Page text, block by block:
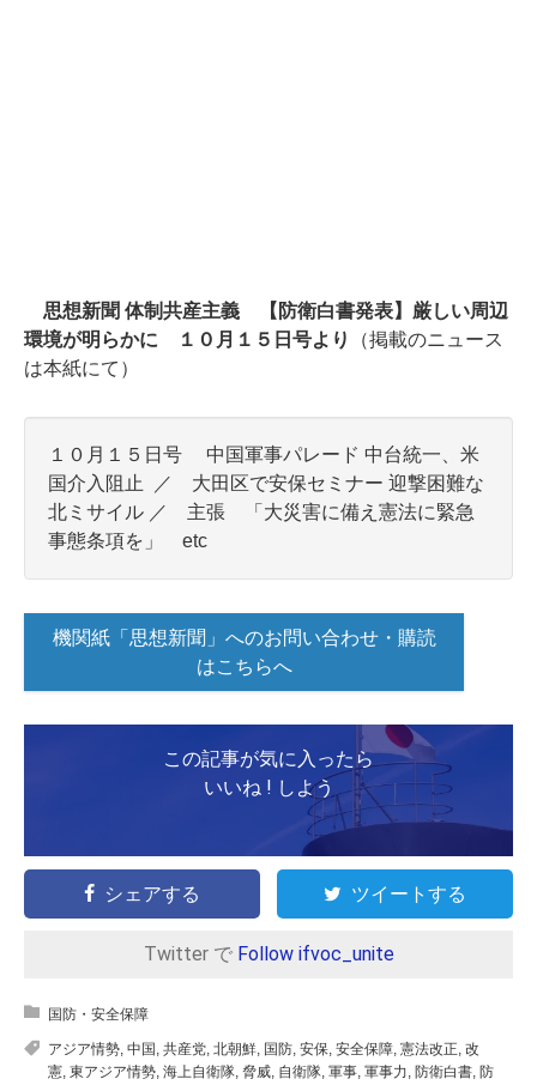
思想新聞 体制共産主義 【防衛白書発表】厳しい周辺
環境が明らかに １０月１５日号より
（掲載のニュース
は本紙にて）
１０月１５日号 中国軍事パレード 中台統一、米
国介入阻止 ／ 大田区で安保セミナー 迎撃困難な
北ミサイル ／ 主張
「大災害に備え憲法に緊急
事態条項を」 etc
機関紙「思想新聞」へのお問い合わせ・購読
はこちらへ
この記事が気に入ったら
いいね ! しよう
シェアする ツイートする
Twitter で Follow ifvoc_unite
国防・安全保障
アジア情勢, 中国 , 共産党, 北朝鮮, 国防, 安保, 安全保障, 憲法改正, 改
憲, 東アジア情勢, 海上自衛隊, 脅威, 自衛隊, 軍事, 軍事力, 防衛白書, 防